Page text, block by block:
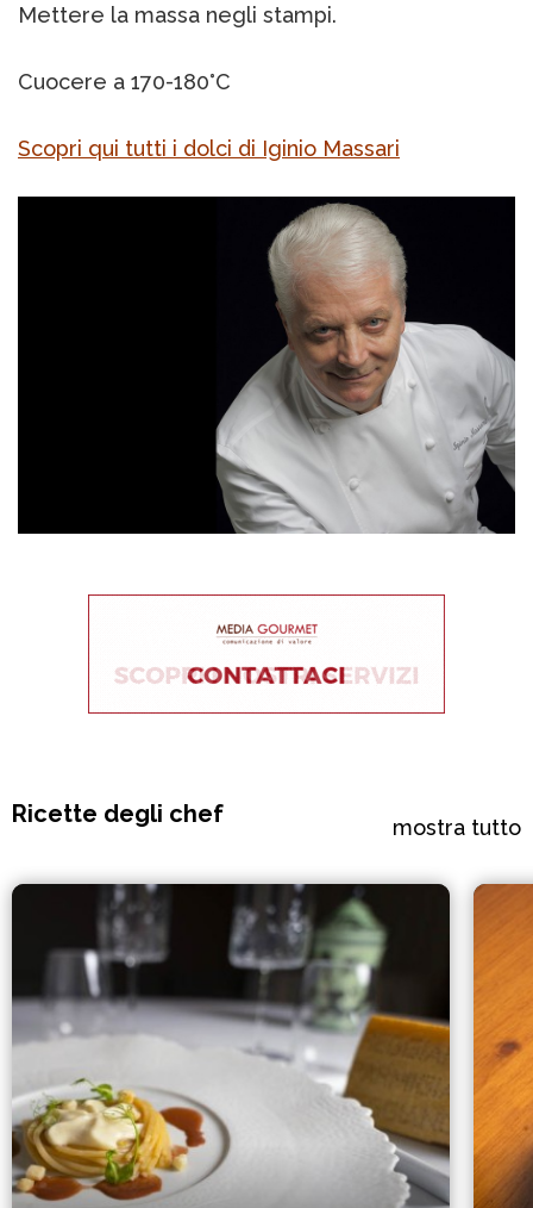
Mettere la massa negli stampi.
Cuocere a 170-180°C
Scopri qui tutti i dolci di Iginio Massari
Ricette degli chef mostra tutto